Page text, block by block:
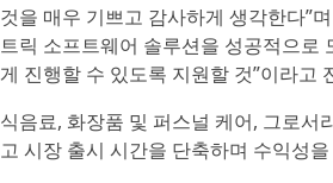
것을 매우 기쁘고 감사하게 생각한다”
트릭 소프트웨어 솔루션을 성공적으로
게 진행할 수 있도록 지원할 것”이라고
식음료, 화장품 및 퍼스널 케어, 그로
고 시장 출시 시간을 단축하며 수익성